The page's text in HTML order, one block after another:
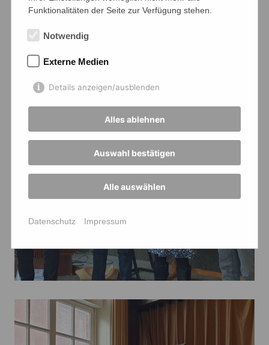
Funktionalitäten der Seite zur Verfügung stehen.
Notwendig
Externe Medien
Details anzeigen/ausblenden
Alles ablehnen
Auswahl bestätigen
Alle auswählen
Datenschutz Impressum